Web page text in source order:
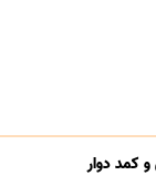
کمد دوار